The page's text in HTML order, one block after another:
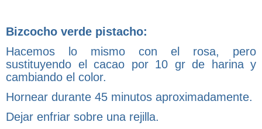
Bizcocho verde pistacho:
Hacemos lo mismo con el rosa, pero
sustituyendo el cacao por 10 gr de harina y
cambiando el color.
Hornear durante 45 minutos aproximadamente.
Dejar enfriar sobre una rejilla.